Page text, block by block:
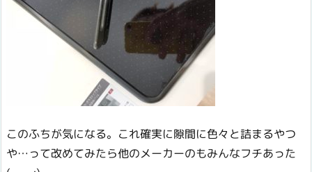
このふちが気になる。これ確実に隙間に色々と詰まるやつ
や…って改めてみたら他のメーカーのもみんなフチあった